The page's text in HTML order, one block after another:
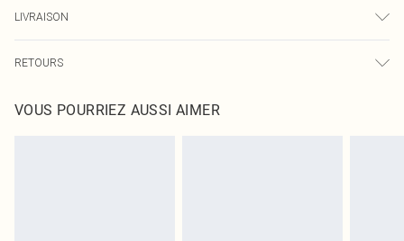
des transferts de couleur peuvent se produire.
LIVRAISON
Livraison express France
Jusqu'à 2-3 jours ouvrables
RETOURS
pour nous retourner un article.
VOUS POURRIEZ AUSSI AIMER